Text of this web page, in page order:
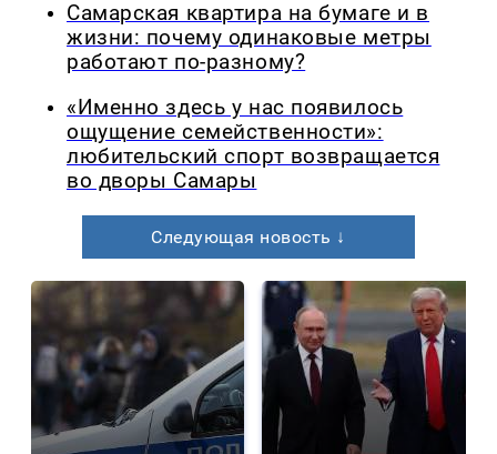
Самарская квартира на бумаге и в
жизни: почему одинаковые метры
работают по-разному?
«Именно здесь у нас появилось
ощущение семейственности»:
любительский спорт возвращается
во дворы Самары
Следующая новость ↓